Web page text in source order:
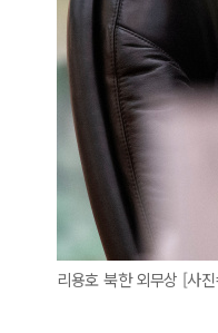
리용호 북한 외무상 [사